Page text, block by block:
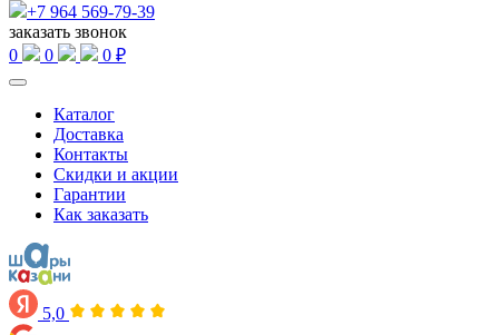
+7 964 569-79-39
заказать звонок
0
0 0 ₽
Каталог
Доставка
Контакты
Скидки и акции
Гарантии
Как заказать
5,0